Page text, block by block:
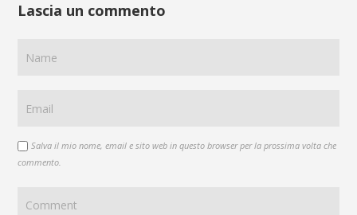
Lascia un commento
Salva il mio nome, email e sito web in questo browser per la prossima volta che
commento.